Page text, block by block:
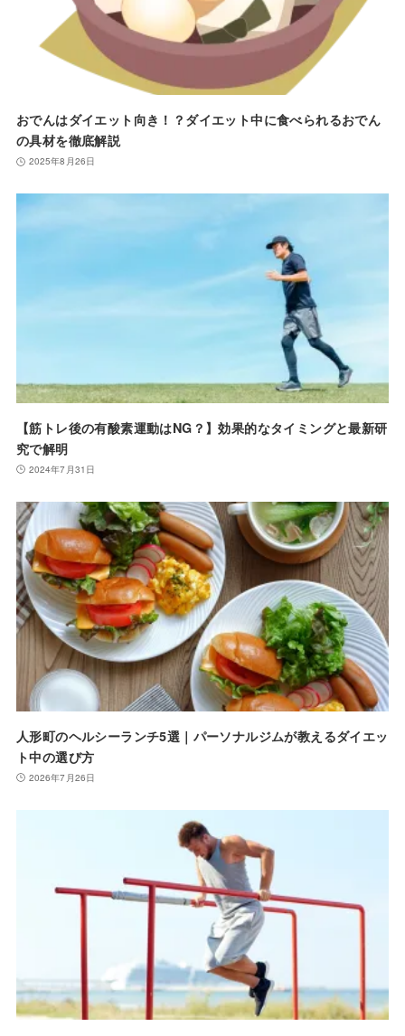
おでんはダイエット向き！？ダイエット中に食べられるおでん
の具材を徹底解説
2025年8月26日
【筋トレ後の有酸素運動はNG？】効果的なタイミングと最新研
究で解明
2024年7月31日
人形町のヘルシーランチ5選｜パーソナルジムが教えるダイエッ
ト中の選び方
2026年7月26日